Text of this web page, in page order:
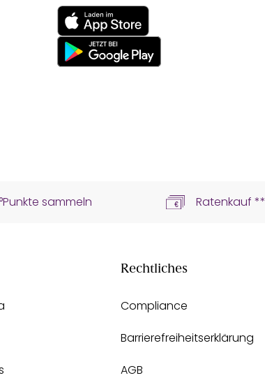
sammeln Ratenkauf **
Rechtliches
Compliance
Barrierefreiheitserklärung
AGB